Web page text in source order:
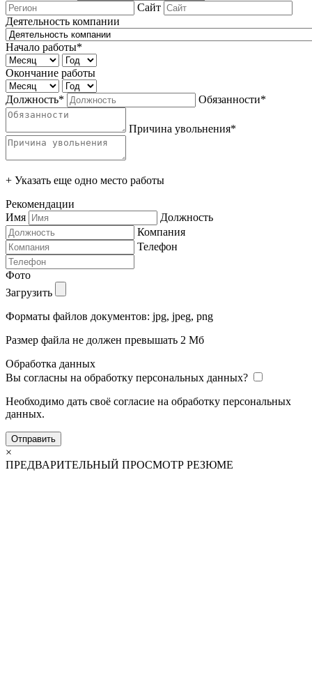
Сайт
Деятельность компании
Начало работы*
Окончание работы
Должность* Обязанности*
Причина увольнения*
+ Указать еще одно место работы
Рекомендации
Имя
Должность
Компания
Телефон
Фото
Загрузить
Форматы файлов документов: jpg, jpeg, png
Размер файла не должен превышать 2 Мб
Обработка данных
Вы согласны на обработку персональных данных?
Необходимо дать своё согласие на обработку персональных
данных.
Отправить
×
ПРЕДВАРИТЕЛЬНЫЙ ПРОСМОТР РЕЗЮМЕ